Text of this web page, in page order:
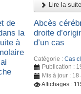
Lire la
de
la
à
Abcès
droite
d’un cas
Catégorie :Cas
Publication :
Mis à jour : 18
Affichages :